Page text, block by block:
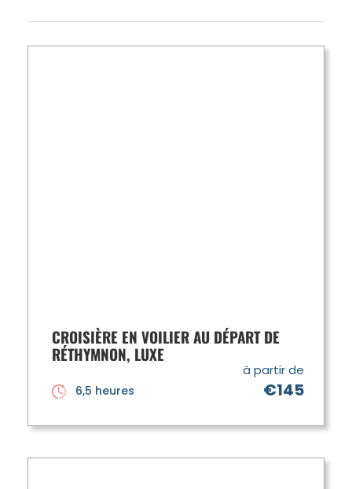
CROISIÈRE EN VOILIER AU DÉPART DE
RÉTHYMNON, LUXE
à partir de
€145
6,5 heures